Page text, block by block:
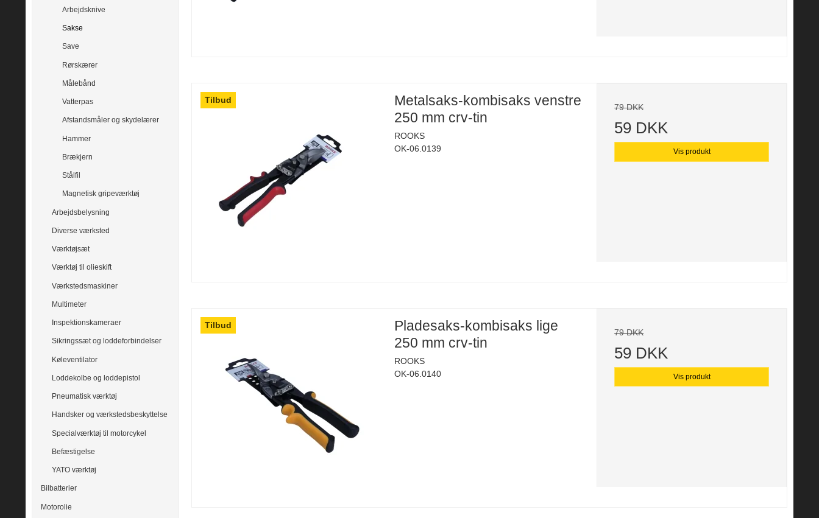
Arbejdsknive
Sakse
Save
Rørskærer
Målebånd
Vatterpas
Afstandsmåler og skydelærer
Hammer
Brækjern
Stålfil
Magnetisk gripeværktøj
Arbejdsbelysning
Diverse værksted
Værktøjsæt
Værktøj til olieskift
Værkstedsmaskiner
Multimeter
Inspektionskameraer
Sikringssæt og loddeforbindelser
Køleventilator
Loddekolbe og loddepistol
Pneumatisk værktøj
Handsker og værkstedsbeskyttelse
Specialværktøj til motorcykel
Befæstigelse
YATO værktøj
Bilbatterier
Motorolie
Tilbud
Metalsaks-kombisaks venstre
250 mm crv-tin
ROOKS
OK-06.0139
79 DKK
59 DKK
Vis produkt
Tilbud
Pladesaks-kombisaks lige
250 mm crv-tin
ROOKS
OK-06.0140
79 DKK
59 DKK
Vis produkt